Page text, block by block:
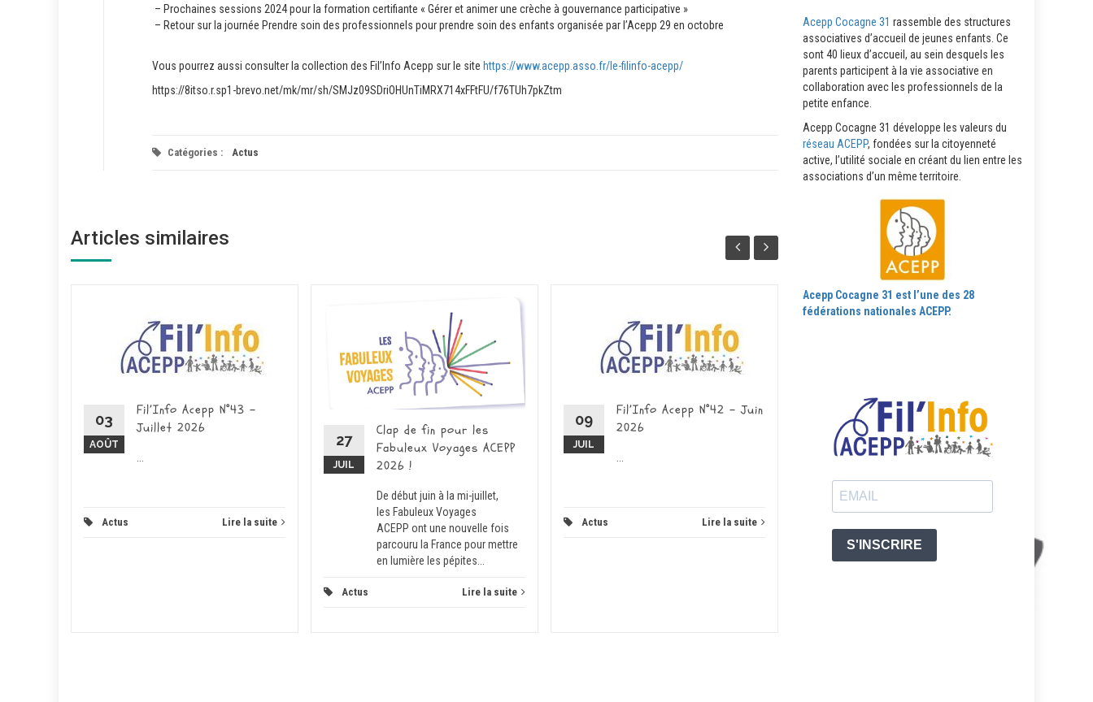
– Prochaines sessions 2024 pour la formation certifiante « Gérer et animer une crèche à gouvernance participative »
– Retour sur la journée Prendre soin des professionnels pour prendre soin des enfants organisée par l’Acepp 29 en octobre
Vous pourrez aussi consulter la collection des Fil’Info Acepp sur le site https://www.acepp.asso.fr/le-filinfo-acepp/
https://8itso.r.sp1-brevo.net/mk/mr/sh/SMJz09SDriOHUnTiMRX714xFFtFU/f76TUh7pkZtm
Catégories : Actus
Articles similaires
03
AOÛT
Fil’Info Acepp N°43 –
Juillet 2026
...
Actus Lire la suite
27
JUIL
Clap de fin pour les
Fabuleux Voyages ACEPP
2026 !
De début juin à la mi-juillet,
les Fabuleux Voyages
ACEPP ont une nouvelle fois
parcouru la France pour mettre
en lumière les pépites...
Actus Lire la suite
09
JUIL
Fil’Info Acepp N°42 – Juin
2026
...
Actus Lire la suite
Fil’Info Acepp N°41 – Mai
Actus Lire la suite
Acepp Cocagne 31 rassemble des structures
associatives d’accueil de jeunes enfants. Ce
sont 40 lieux d’accueil, au sein desquels les
parents participent à la vie associative en
collaboration avec les professionnels de la
petite enfance.
Acepp Cocagne 31 développe les valeurs du
réseau ACEPP, fondées sur la citoyenneté
active, l’utilité sociale en créant du lien entre les
associations d’un même territoire.
Acepp Cocagne 31 est l’une des 28
fédérations nationales ACEPP.